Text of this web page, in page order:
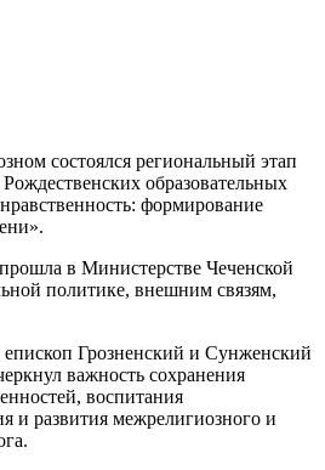
состоялся региональный этап
образовательных
формирование
в Министерстве Чеченской
политике, внешним связям,
епископ Грозненский и Сунженский
важность сохранения
воспитания
и развития межрелигиозного и